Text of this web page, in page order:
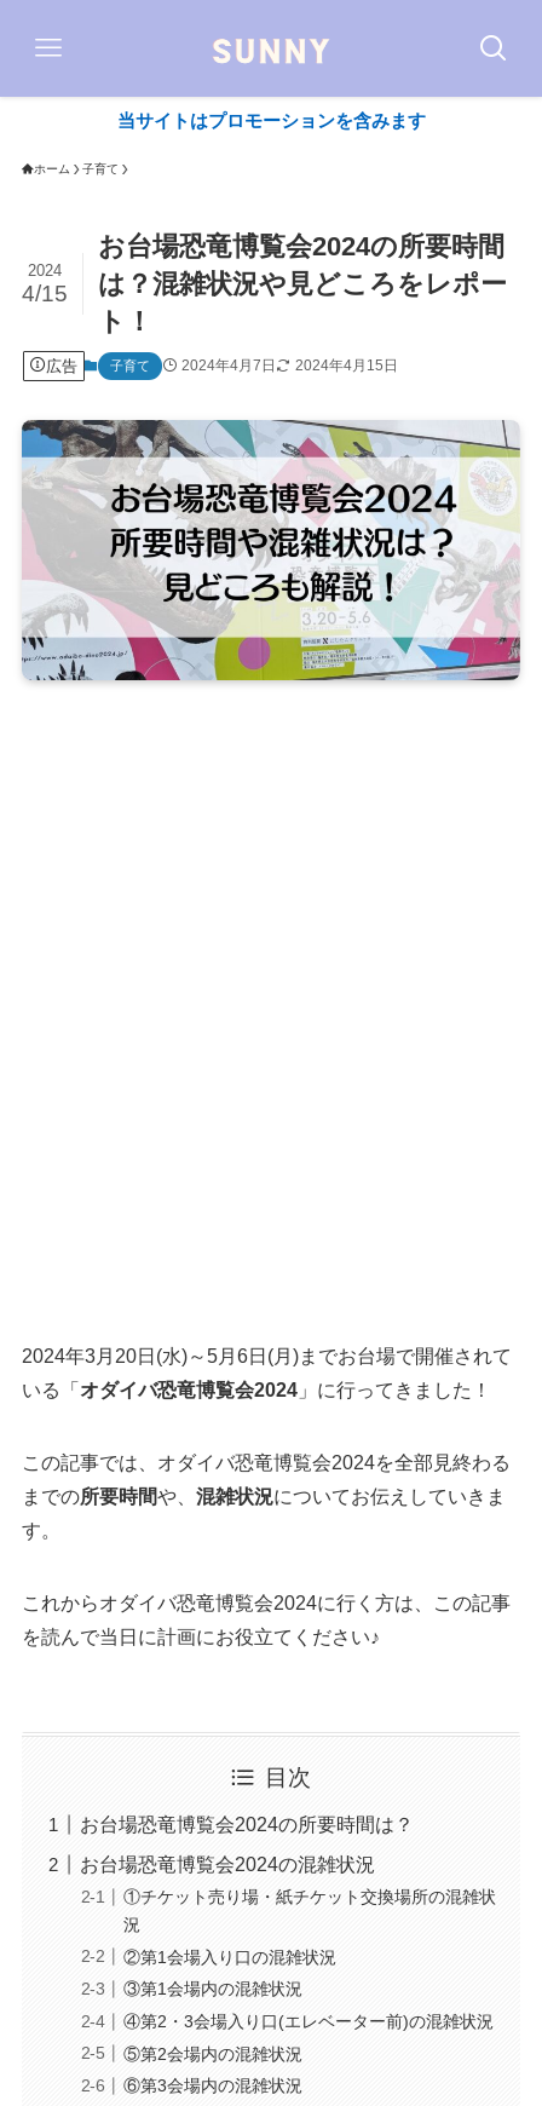
当サイトはプロモーションを含みます
ホーム 子育て
お台場恐竜博覧会2024の所要時間
は？混雑状況や見どころをレポー
ト！
2024
4/15
広告 子育て 2024年4月7日 2024年4月15日
2024年3月20日(水)～5月6日(月)までお台場で開催されて
いる「 オダイバ恐竜博覧会2024」に行ってきました！
この記事では、オダイバ恐竜博覧会2024を全部見終わる
までの所要時間や、 混雑状況についてお伝えしていきま
す。
これからオダイバ恐竜博覧会2024に行く方は、この記事
を読んで当日に計画にお役立てください♪
目次
お台場恐竜博覧会2024の所要時間は？
お台場恐竜博覧会2024の混雑状況
①チケット売り場・紙チケット交換場所の混雑状
況
②第1会場入り口の混雑状況
③第1会場内の混雑状況
④第2・3会場入り口(エレベーター前)の混雑状況
⑤第2会場内の混雑状況
⑥第3会場内の混雑状況